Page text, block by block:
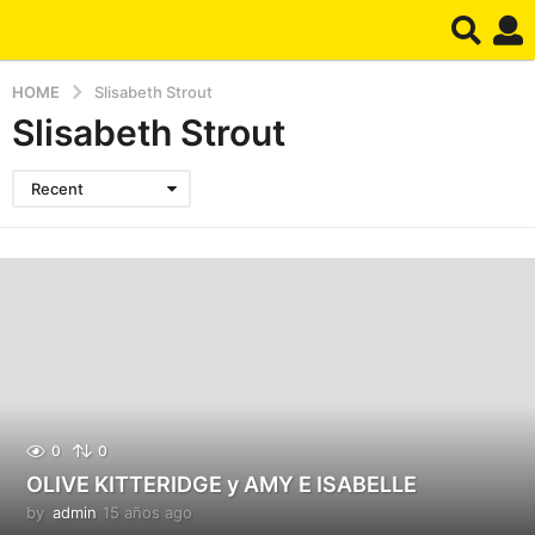
HOME Slisabeth Strout
Slisabeth Strout
Recent
0 0
OLIVE KITTERIDGE y AMY E ISABELLE
by admin 15 años ago